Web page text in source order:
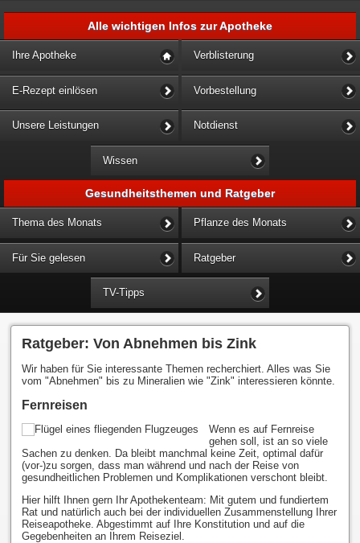
Alle wichtigen Infos zur Apotheke
Ihre Apotheke Verblisterung
E-Rezept einlösen Vorbestellung
Unsere Leistungen Notdienst
Wissen
Gesundheitsthemen und Ratgeber
Thema des Monats Pflanze des Monats
Für Sie gelesen Ratgeber
TV-Tipps
Ratgeber: Von Abnehmen bis Zink
Wir haben für Sie interessante Themen recherchiert. Alles was Sie
vom "Abnehmen" bis zu Mineralien wie "Zink" interessieren könnte.
Fernreisen
Wenn es auf Fernreise
gehen soll, ist an so viele
Sachen zu denken. Da bleibt manchmal keine Zeit, optimal dafür
(vor-)zu sorgen, dass man während und nach der Reise von
gesundheitlichen Problemen und Komplikationen verschont bleibt.
Hier hilft Ihnen gern Ihr Apothekenteam: Mit gutem und fundiertem
Rat und natürlich auch bei der individuellen Zusammenstellung Ihrer
Reiseapotheke. Abgestimmt auf Ihre Konstitution und auf die
Gegebenheiten an Ihrem Reiseziel.